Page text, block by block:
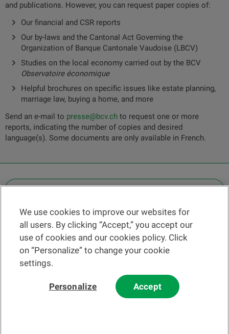
and publications. However, you can request paper copies of:
Our financial and CSR reports
Our by-laws and the Cantonal Act Governing the
Organization of Banque Cantonale Vaudoise (LBCV)
Studies on the local economy carried out by the BCV
Observatoire économique
Helpful brochures on specific issues like estate planning,
marriage law, buying a home, and more
Send an e-mail to presse@bcv.ch to request one or more
reports, indicating the number of copies and desired
language(s). Some documents are only available in French.
Find a branch
Help and contact
News
We use cookies to improve our websites for
all users. By clicking “Accept,” you accept our
use of cookies and our cookies policy. Click
on “Personalize” to change your cookie
settings.
Personalize Accept